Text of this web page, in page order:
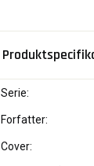
Serie:
Forfatter:
Cover: